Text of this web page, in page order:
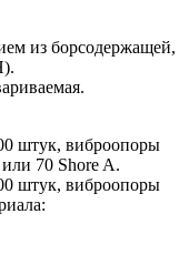
из борсодержащей,
штук, виброопоры
70 Shore A.
штук, виброопоры